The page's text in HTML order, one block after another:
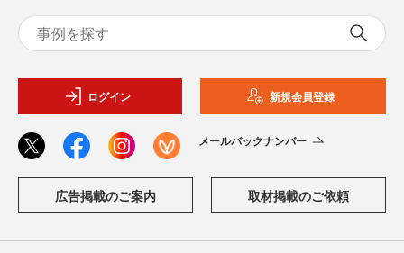
ログイン 新規会員登録
メールバックナンバー
広告掲載のご案内 取材掲載のご依頼